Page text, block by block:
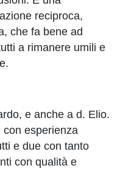
reciproca,
che fa bene ad
a rimanere umili e
e anche a d. Elio.
con esperienza
e due con tanto
con qualità e